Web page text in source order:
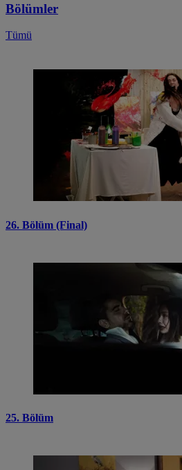
Bölümler
Tümü
26. Bölüm (Final)
25. Bölüm